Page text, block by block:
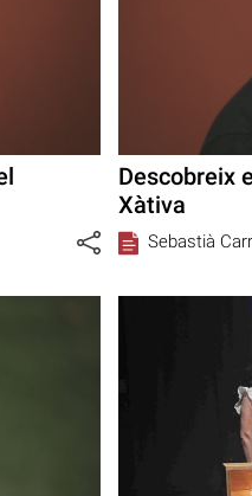
Descobreix
Xàtiva
Sebastià